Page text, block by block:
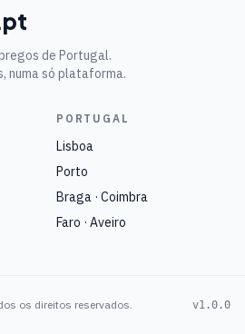
de Portugal.
numa só plataforma.
PORTUGAL
Lisboa
Porto
Braga · Coimbra
Faro · Aveiro
os direitos reservados. v1.0.0